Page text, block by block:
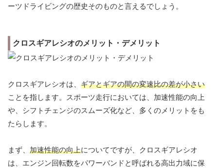
ーツドライビングの歴史そのものと言えるでしょう。
クロスギアレシオのメリット・デメリット
クロスギアレシオは、 ギアとギアの間の変速比の差が小さい
ことを指します。スポーツ走行においては、加速性能の向上
や、シフトチェンジのスムーズ化など、多くのメリットをも
たらします。
まず、 加速性能の向上についてですが、クロスギアレシオ
は、エンジン回転数をパワーバンドと呼ばれる高出力域に保